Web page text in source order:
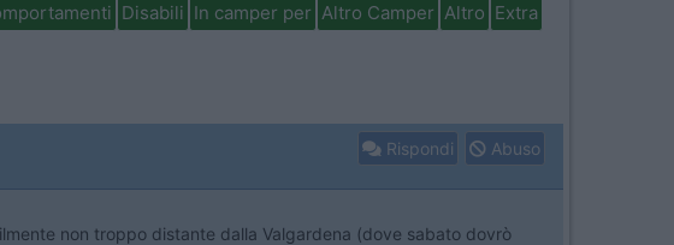
Disabili In camper per Altro Camper Altro Extra
Rispondi Abuso
non troppo distante dalla Valgardena (dove sabato dovrò